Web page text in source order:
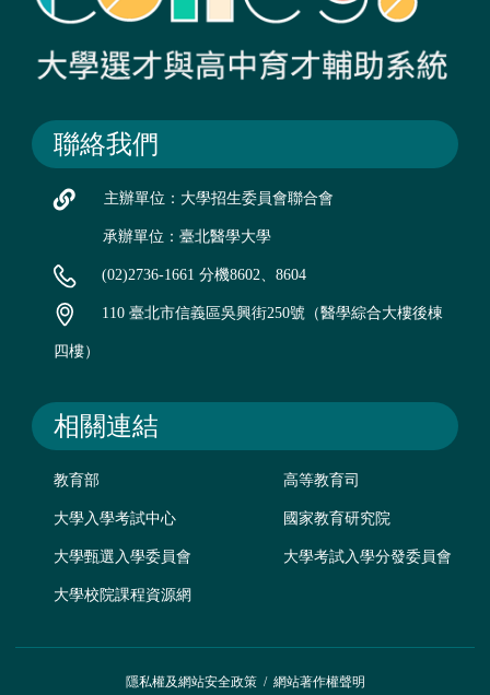
聯絡我們
主辦單位：大學招生委員會聯合會
承辦單位：臺北醫學大學
(02)2736-1661 分機8602、8604
110 臺北市信義區吳興街250號（醫學綜合大樓後棟
四樓）
相關連結
教育部 高等教育司
大學入學考試中心 國家教育研究院
大學甄選入學委員會 大學考試入學分發委員會
大學校院課程資源網
隱私權及網站安全政策/ 網站著作權聲明